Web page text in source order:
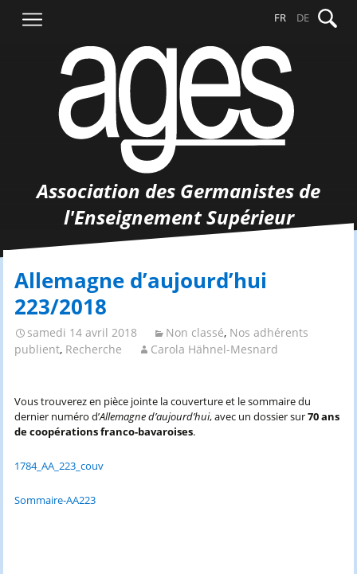
contenu
FR DE
Association des Germanistes de
l'Enseignement Supérieur
Allemagne d’aujourd’hui
223/2018
samedi 14 avril 2018 Non classé, Nos adhérents
publient, Recherche Carola Hähnel-Mesnard
Vous trouverez en pièce jointe la couverture et le sommaire du
dernier numéro d’Allemagne d’aujourd’hui, avec un dossier sur70 ans
de coopérations franco-bavaroises.
1784_AA_223_couv
Sommaire-AA223